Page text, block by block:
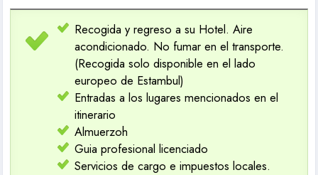
Recogida y regreso a su Hotel. Aire
acondicionado. No fumar en el transporte.
(Recogida solo disponible en el lado
europeo de Estambul)
Entradas a los lugares mencionados en el
itinerario
Almuerzoh
Guia profesional licenciado
Servicios de cargo e impuestos locales.